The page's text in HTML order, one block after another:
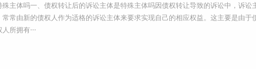
主体吗一、债权转让后的诉讼主体是特殊主体吗因债权转让导致的诉讼中，诉讼
常由新的债权人作为适格的诉讼主体来要求实现自己的相应权益。这主要是由于
所拥有···